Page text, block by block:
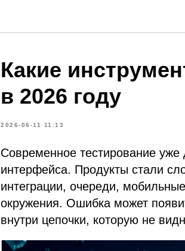
Какие
в 2026 году
2026-06-11 11:13
Современное тестирование уже
интерфейса. Продукты стали
интеграции, очереди,
окружения. Ошибка может
внутри цепочки, которую не